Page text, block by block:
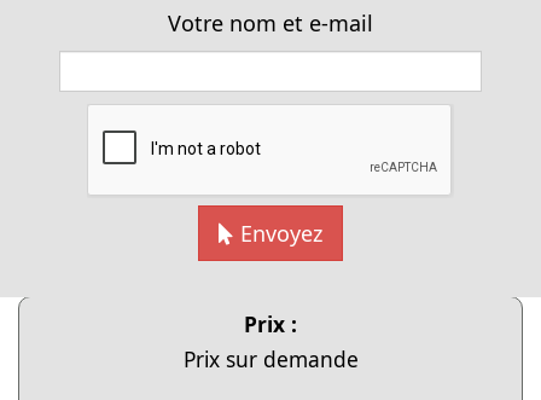
Prix :
Prix sur demande
Votre nom et e-mail
Envoyez